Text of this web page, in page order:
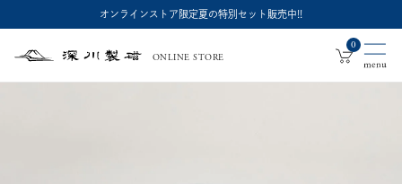
オンラインストア限定夏の特別セット販売中!!
深
ONLINE STORE
0